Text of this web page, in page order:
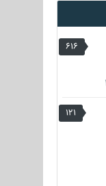
616
121